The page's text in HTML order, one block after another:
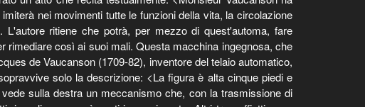
nei movimenti tutte le funzioni della vita, la circolazione
ritiene che potrà, per mezzo di quest'automa, fare
rimediare così ai suoi mali. Questa macchina ingegnosa, che
de Vaucanson (1709-82), inventore del telaio automatico,
solo la descrizione: <La figura è alta cinque piedi e
sulla destra un meccanismo che, con la trasmissione di